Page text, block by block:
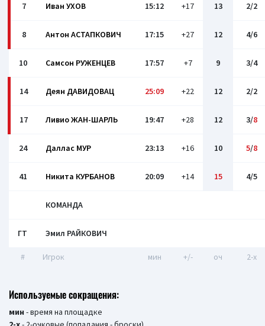
7 Иван УХОВ 15:12 +17 13 2/2
8 Антон АСТАПКОВИЧ 17:15 +27 12 4/6
10 Самсон РУЖЕНЦЕВ 17:57 +7 9 3/4
14 Деян ДАВИДОВАЦ 25:09 +22 12 2/2
17 Ливио ЖАН-ШАРЛЬ 19:47 +28 12 3/8
24 Даллас МУР 23:13 +16 10 5/8
41 Никита КУРБАНОВ 20:09 +14 15 4/5
КОМАНДА
ГТ Эмил РАЙКОВИЧ
# Игрок мин +/- оч 2-x
Используемые сокращения:
мин - время на площадке